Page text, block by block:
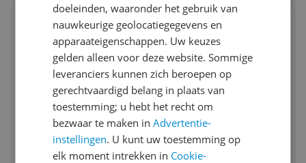
Vergelijken Laagste prijs ooit
Magformers 8809465534578
Bekijk productdoeleinden, waaronder het gebruik van
nauwkeurige geolocatiegegevens en
apparaateigenschappen. Uw keuzes
gelden alleen voor deze website. Sommige
leveranciers kunnen zich beroepen op
gerechtvaardigd belang in plaats van
toestemming; u hebt het recht om
bezwaar te maken inAdvertentie-
instellingen. U kunt uw toestemming op
elk moment intrekken in Cookie-